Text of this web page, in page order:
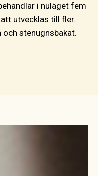
i nuläget fem
utvecklas till fler.
och stenugnsbakat.